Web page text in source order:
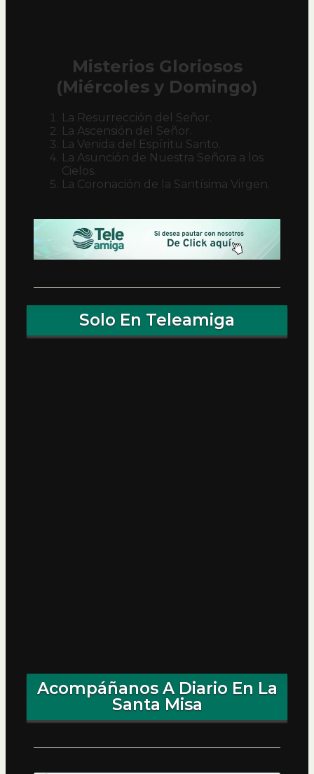
Misterios Gloriosos
(Miércoles y Domingo)
La Resurrección del Señor.
La Ascensión del Señor.
La Venida del Espíritu Santo.
La Asunción de Nuestra Señora a los
Cielos.
La Coronación de la Santísima Virgen.
Solo En Teleamiga
Acompáñanos A Diario En La
Santa Misa